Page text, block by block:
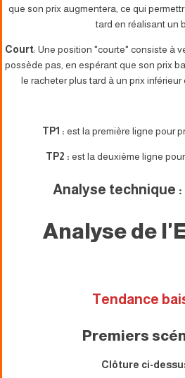
que son prix augmentera, ce qui
tard en réalisant un
Court: Une position "courte" consiste à
possède pas, en espérant que son prix
le racheter plus tard à un prix inférieur
TP1 : est la première ligne pour
TP2 : est la deuxième ligne
Analyse technique :
Analyse de
Tendance
Premiers
Clôture ci-